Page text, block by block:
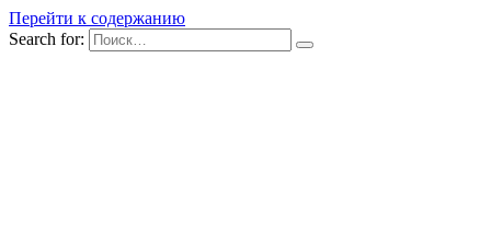
Перейти к содержанию
Search for: